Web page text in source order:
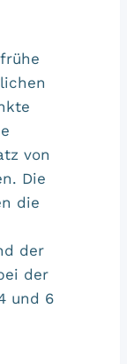
von
Die
die
der
der
und 6